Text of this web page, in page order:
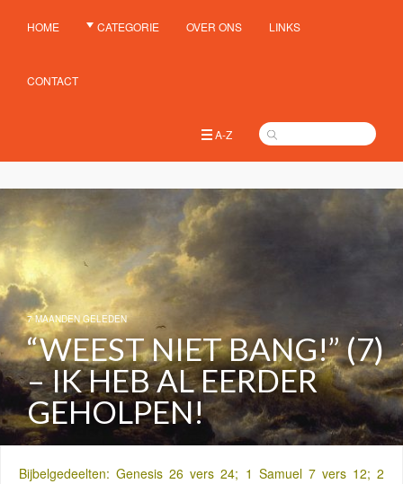
HOME CATEGORIE OVER ONS LINKS
CONTACT
A-Z
7 MAANDEN GELEDEN
“WEEST NIET BANG!” (7)
– IK HEB AL EERDER
GEHOLPEN!
Bijbelgedeelten: Genesis 26 vers 24; 1 Samuel 7 vers 12; 2